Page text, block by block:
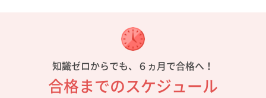
知識ゼロからでも、６ヵ月で合格へ！
合格までのスケジュール